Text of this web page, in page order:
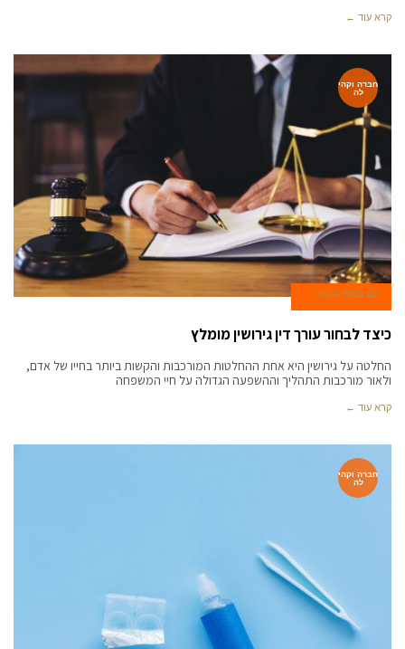
קרא עוד ←
חברה וקהי
לה
22 במאי 2024
כיצד לבחור עורך דין גירושין מומלץ
החלטה על גירושין היא אחת ההחלטות המורכבות והקשות ביותר בחייו של אדם,
ולאור מורכבות התהליך וההשפעה הגדולה על חיי המשפחה
קרא עוד ←
חברה וקהי
לה